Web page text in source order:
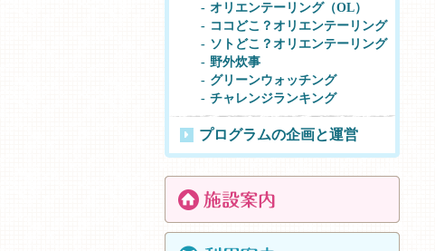
オリエンテーリング（OL）
ココどこ？オリエンテーリング
ソトどこ？オリエンテーリング
野外炊事
グリーンウォッチング
チャレンジランキング
プログラムの企画と運営